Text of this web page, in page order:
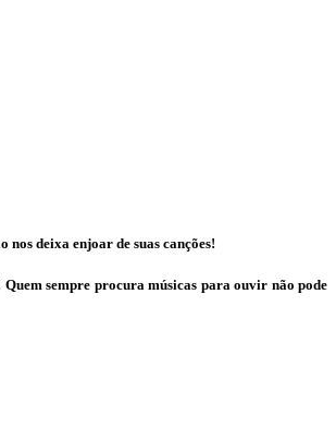
nos deixa enjoar de suas canções!
sempre procura músicas para ouvir não pode